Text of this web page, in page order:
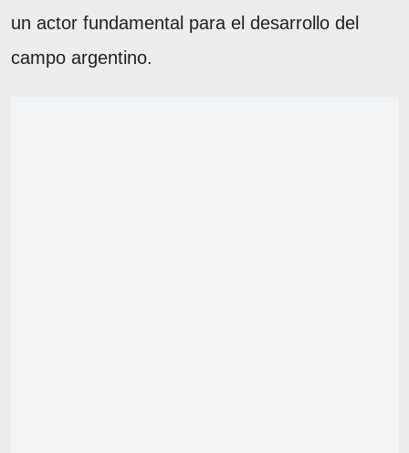
un actor fundamental para el desarrollo del
campo argentino.